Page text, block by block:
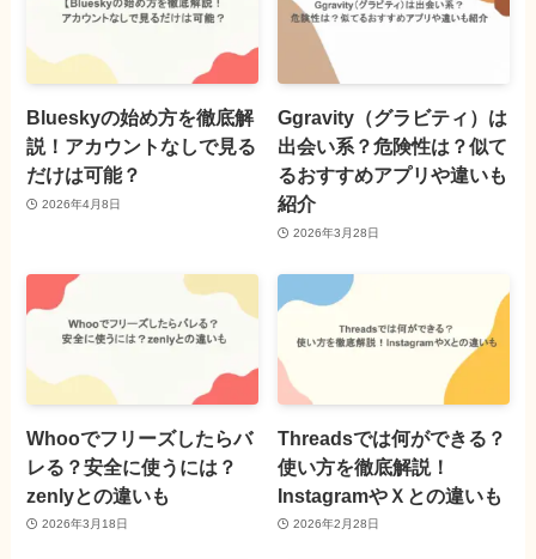
Blueskyの始め方を徹底解
説！アカウントなしで見る
だけは可能？
2026年4月8日
Ggravity（グラビティ）は
出会い系？危険性は？似て
るおすすめアプリや違いも
紹介
2026年3月28日
Whooでフリーズしたらバ
レる？安全に使うには？
zenlyとの違いも
2026年3月18日
Threadsでは何ができる？
使い方を徹底解説！
InstagramやＸとの違いも
2026年2月28日